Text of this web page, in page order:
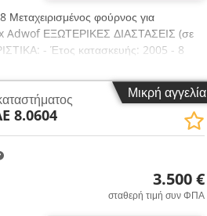
Μεταχειρισμένος φούρνος για
Adwof ΕΞΩΤΕΡΙΚΕΣ ΔΙΑΣΤΑΣΕΙΣ (σε
- Έτος κατασκευής: 2005 - 8
- Σύστημα παραγωγής
τιμή είναι καθαρή τιμή.
των προϊόντων μας θα βρείτε:
ζαχαροπλαστικής, φούρνους για
αερίου, φούρνους θερμικού λαδιού,
γραμμές παραγωγής ψωμιών,
ζυμωτήρια, μίξερ, μηχανές
δείτε την πλήρη και ενημερωμένη γκάμα
Μικρή αγγελία
8.0604
3.500 €
σταθερή τιμή συν ΦΠΑ